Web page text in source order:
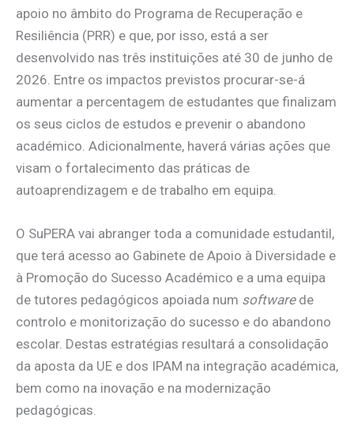
apoio no âmbito do Programa de Recuperação e
Resiliência (PRR) e que, por isso, está a ser
desenvolvido nas três instituições até 30 de junho de
2026. Entre os impactos previstos procurar-se-á
aumentar a percentagem de estudantes que finalizam
os seus ciclos de estudos e prevenir o abandono
académico. Adicionalmente, haverá várias ações que
visam o fortalecimento das práticas de
autoaprendizagem e de trabalho em equipa.
O SuPERA vai abranger toda a comunidade estudantil,
que terá acesso ao Gabinete de Apoio à Diversidade e
à Promoção do Sucesso Académico e a uma equipa
de tutores pedagógicos apoiada num softwarede
controlo e monitorização do sucesso e do abandono
escolar. Destas estratégias resultará a consolidação
da aposta da UE e dos IPAM na integração académica,
bem como na inovação e na modernização
pedagógicas.